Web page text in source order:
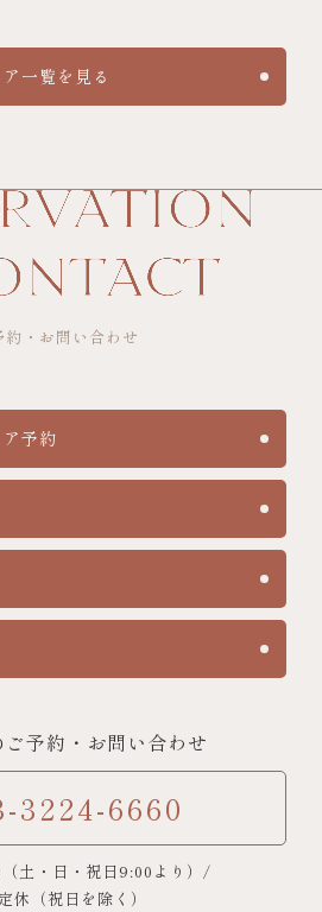
一覧を見る
約・お問い合わせ
予約
予約・お問い合わせ
3224-6660
土・日・祝日9:00より）/
休（祝日を除く）